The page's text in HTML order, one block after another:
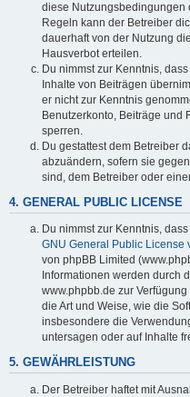
diese Nutzungsbedingungen
Regeln kann der Betreiber
dauerhaft von der Nutzung
Hausverbot erteilen.
Du nimmst zur Kenntnis,
Inhalte von Beiträgen
er nicht zur Kenntnis
Benutzerkonto, Beiträge und
sperren.
Du gestattest dem Betreiber
abzuändern, sofern sie
sind, dem Betreiber oder
4. GENERAL PUBLIC LICENSE
Du nimmst zur Kenntnis,
GNU General Public License
von phpBB Limited
Informationen werden durch
www.phpbb.de zur
die Art und Weise, wie die
insbesondere die
untersagen oder auf Inhalte
5. GEWÄHRLEISTUNG
Der Betreiber haftet mit